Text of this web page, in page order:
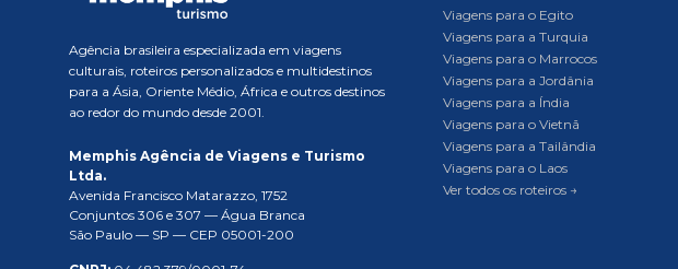
Agência brasileira especializada em viagens
culturais, roteiros personalizados e multidestinos
para a Ásia, Oriente Médio, África e outros destinos
ao redor do mundo desde 2001.
Memphis Agência de Viagens e Turismo
Ltda.
Avenida Francisco Matarazzo, 1752
Conjuntos 306 e 307 — Água Branca
São Paulo — SP — CEP 05001-200
Viagens para o Egito
Viagens para a Turquia
Viagens para o Marrocos
Viagens para a Jordânia
Viagens para a Índia
Viagens para o Vietnã
Viagens para a Tailândia
Viagens para o Laos
Ver todos os roteiros →